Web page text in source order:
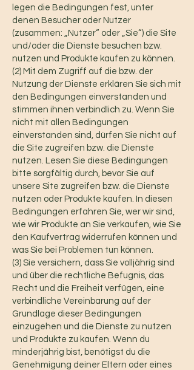
legen die Bedingungen fest, unter
denen Besucher oder Nutzer
(zusammen: „Nutzer“ oder „Sie“) die Site
und/oder die Dienste besuchen bzw.
nutzen und Produkte kaufen zu können.
(2) Mit dem Zugriff auf die bzw. der
Nutzung der Dienste erklären Sie sich mit
den Bedingungen einverstanden und
stimmen ihnen verbindlich zu. Wenn Sie
nicht mit allen Bedingungen
einverstanden sind, dürfen Sie nicht auf
die Site zugreifen bzw. die Dienste
nutzen. Lesen Sie diese Bedingungen
bitte sorgfältig durch, bevor Sie auf
unsere Site zugreifen bzw. die Dienste
nutzen oder Produkte kaufen. In diesen
Bedingungen erfahren Sie, wer wir sind,
wie wir Produkte an Sie verkaufen, wie Sie
den Kaufvertrag widerrufen können und
was Sie bei Problemen tun können.
(3) Sie versichern, dass Sie volljährig sind
und über die rechtliche Befugnis, das
Recht und die Freiheit verfügen, eine
verbindliche Vereinbarung auf der
Grundlage dieser Bedingungen
einzugehen und die Dienste zu nutzen
und Produkte zu kaufen. Wenn du
minderjährig bist, benötigst du die
Genehmigung deiner Eltern oder eines